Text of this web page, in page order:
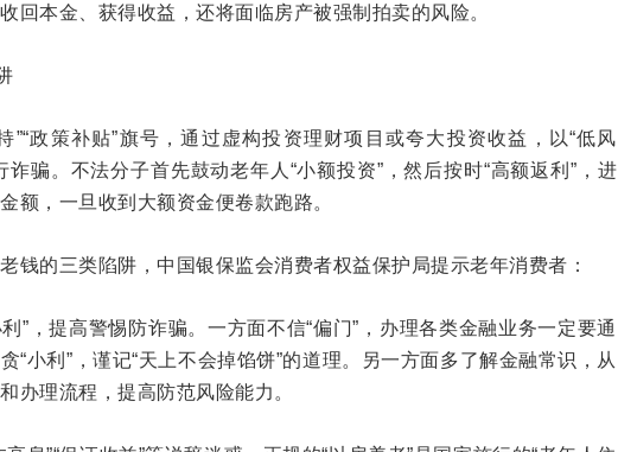
回本金、获得收益，还将面临房产被强制拍卖的风险。
”“政策补贴”旗号，通过虚构投资理财项目或夸大投资收益，以“低风
诈骗。不法分子首先鼓动老年人“小额投资”，然后按时“高额返利”，进
额，一旦收到大额资金便卷款跑路。
钱的三类陷阱，中国银保监会消费者权益保护局提示老年消费者：
利”，提高警惕防诈骗。一方面不信“偏门”，办理各类金融业务一定要通
“小利”，谨记“天上不会掉馅饼”的道理。另一方面多了解金融常识，从
办理流程，提高防范风险能力。